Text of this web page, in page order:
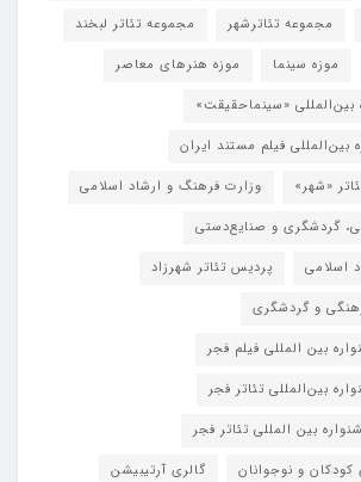
مجموعه تئاترشهر
مجموعه تئاتر لبخند
موزه سینما
موزه هنرهای معاصر
«سینماحقیقت»
فیلم مستند ایران
«شهر»
وزارت فرهنگ و ارشاد اسلامی
گردشگری و صنایع‌دستی
اسلامی
پردیس تئاتر شهرزاد
و گردشگری
بین المللی فیلم فجر
بین‌المللی تئاتر فجر
بین المللی تئاتر فجر
و نوجوانان
گالری آرتیبیشن